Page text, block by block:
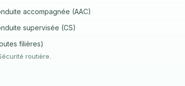
accompagnée (AAC)
supervisée (CS)
filières)
routière.